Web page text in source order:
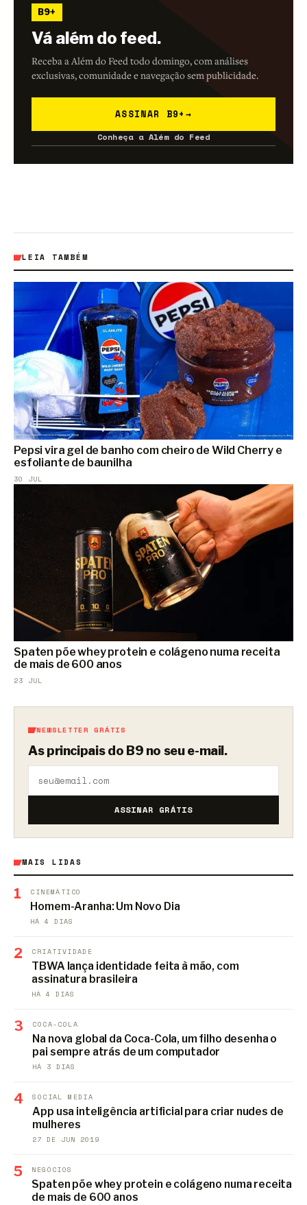
B9+
Vá além do feed.
Receba a Além do Feed todo domingo, com análises
exclusivas, comunidade e navegação sem publicidade.
ASSINAR B9+ →
Conheça a Além do Feed
LEIA TAMBÉM
Pepsi vira gel de banho com cheiro de Wild Cherry e
esfoliante de baunilha
30 JUL
Spaten põe whey protein e colágeno numa receita
de mais de 600 anos
23 JUL
NEWSLETTER GRÁTIS
As principais do B9 no seu e-mail.
ASSINAR GRÁTIS
MAIS LIDAS
1 CINEMÁTICO
Homem-Aranha: Um Novo Dia
HÁ 4 DIAS
2 CRIATIVIDADE
TBWA lança identidade feita à mão, com
assinatura brasileira
HÁ 4 DIAS
3 COCA-COLA
Na nova global da Coca-Cola, um filho desenha o
pai sempre atrás de um computador
HÁ 3 DIAS
4 SOCIAL MEDIA
App usa inteligência artificial para criar nudes de
mulheres
27 DE JUN 2019
5 NEGÓCIOS
Spaten põe whey protein e colágeno numa receita
de mais de 600 anos